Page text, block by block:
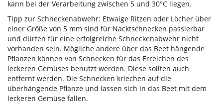
kann bei der Verarbeitung zwischen 5 und 30°C liegen.
Tipp zur Schneckenabwehr: Etwaige Ritzen oder Löcher über
einer Größe von 5 mm sind für Nacktschnecken passierbar
und dürfen für eine erfolgreiche Schneckenabwehr nicht
vorhanden sein. Mögliche andere über das Beet hängende
Pflanzen können von Schnecken für das Erreichen des
leckeren Gemüses benutzt werden. Diese sollten auch
entfernt werden. Die Schnecken kriechen auf die
überhängende Pflanze und lassen sich in das Beet mit dem
leckeren Gemüse fallen.